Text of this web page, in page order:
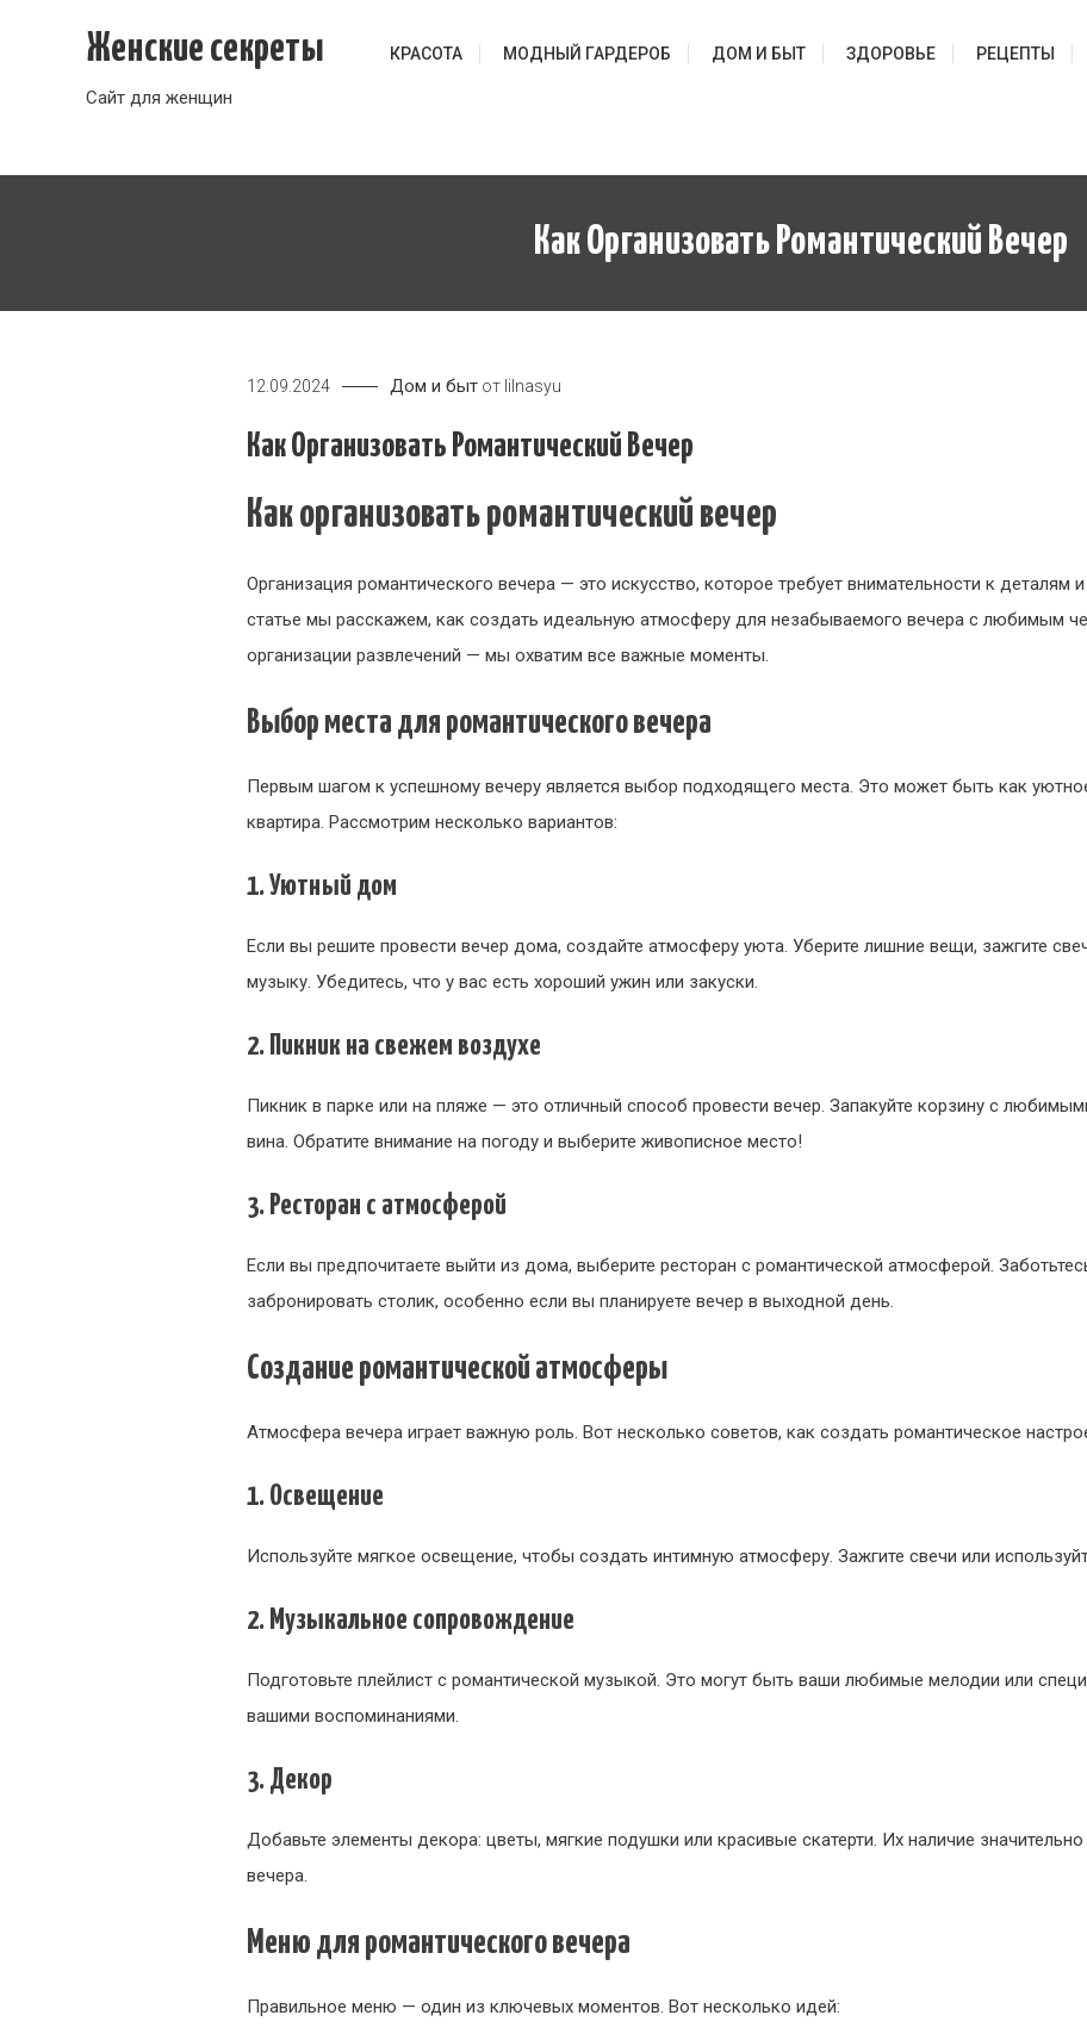
Женские секреты
Сайт для женщин
КРАСОТА МОДНЫЙ ГАРДЕРОБ ДОМ И БЫТ ЗДОРОВЬЕ РЕЦЕПТЫ
Как Организовать Романтический Вечер
12.09.2024 Дом и быт от lilnasyu
Как Организовать Романтический Вечер
Как организовать романтический вечер
Организация романтического вечера — это искусство, которое требует внимательности к деталям
статье мы расскажем, как создать идеальную атмосферу для незабываемого вечера с любимым
организации развлечений — мы охватим все важные моменты.
Выбор места для романтического вечера
Первым шагом к успешному вечеру является выбор подходящего места. Это может быть как
квартира. Рассмотрим несколько вариантов:
1. Уютный дом
Если вы решите провести вечер дома, создайте атмосферу уюта. Уберите лишние вещи, зажгите
музыку. Убедитесь, что у вас есть хороший ужин или закуски.
2. Пикник на свежем воздухе
Пикник в парке или на пляже — это отличный способ провести вечер. Запакуйте корзину с
вина. Обратите внимание на погоду и выберите живописное место!
3. Ресторан с атмосферой
Если вы предпочитаете выйти из дома, выберите ресторан с романтической атмосферой.
забронировать столик, особенно если вы планируете вечер в выходной день.
Создание романтической атмосферы
Атмосфера вечера играет важную роль. Вот несколько советов, как создать романтическое
1. Освещение
Используйте мягкое освещение, чтобы создать интимную атмосферу. Зажгите свечи или
2. Музыкальное сопровождение
Подготовьте плейлист с романтической музыкой. Это могут быть ваши любимые мелодии или
вашими воспоминаниями.
3. Декор
Добавьте элементы декора: цветы, мягкие подушки или красивые скатерти. Их наличие
вечера.
Меню для романтического вечера
Правильное меню — один из ключевых моментов. Вот несколько идей: